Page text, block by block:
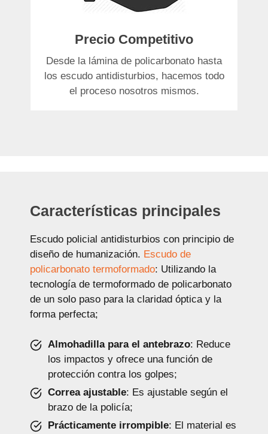
Precio Competitivo
Desde la lámina de policarbonato hasta
los escudo antidisturbios, hacemos todo
el proceso nosotros mismos.
Características principales
Escudo policial antidisturbios con principio de
diseño de humanización. Escudo de
policarbonato termoformado: Utilizando la
tecnología de termoformado de policarbonato
de un solo paso para la claridad óptica y la
forma perfecta;
Almohadilla para el antebrazo: Reduce
los impactos y ofrece una función de
protección contra los golpes;
Correa ajustable: Es ajustable según el
brazo de la policía;
Prácticamente irrompible: El material es